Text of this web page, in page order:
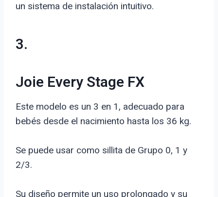
un sistema de instalación intuitivo.
3.
Joie Every Stage FX
Este modelo es un 3 en 1, adecuado para
bebés desde el nacimiento hasta los 36 kg.
Se puede usar como sillita de Grupo 0, 1 y
2/3.
Su diseño permite un uso prolongado y su